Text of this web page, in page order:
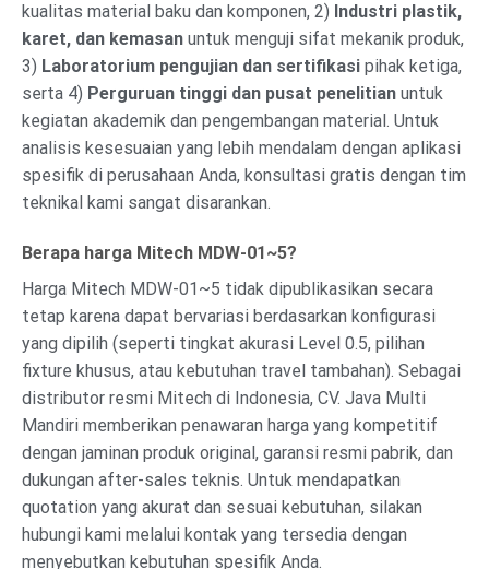
kualitas material baku dan komponen, 2) Industri plastik,
karet, dan kemasan untuk menguji sifat mekanik produk,
3) Laboratorium pengujian dan sertifikasi pihak ketiga,
serta 4) Perguruan tinggi dan pusat penelitian untuk
kegiatan akademik dan pengembangan material. Untuk
analisis kesesuaian yang lebih mendalam dengan aplikasi
spesifik di perusahaan Anda, konsultasi gratis dengan tim
teknikal kami sangat disarankan.
Berapa harga Mitech MDW-01~5?
Harga Mitech MDW-01~5 tidak dipublikasikan secara
tetap karena dapat bervariasi berdasarkan konfigurasi
yang dipilih (seperti tingkat akurasi Level 0.5, pilihan
fixture khusus, atau kebutuhan travel tambahan). Sebagai
distributor resmi Mitech di Indonesia, CV. Java Multi
Mandiri memberikan penawaran harga yang kompetitif
dengan jaminan produk original, garansi resmi pabrik, dan
dukungan after-sales teknis. Untuk mendapatkan
quotation yang akurat dan sesuai kebutuhan, silakan
hubungi kami melalui kontak yang tersedia dengan
menyebutkan kebutuhan spesifik Anda.